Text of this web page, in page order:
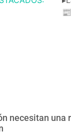
necesitan